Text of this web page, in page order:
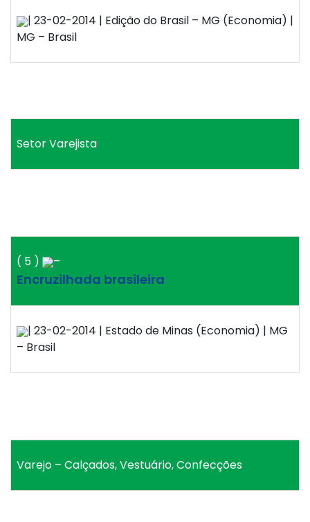
| 23-02-2014 | Edição do Brasil – MG (Economia) |
MG – Brasil
Setor Varejista
( 5 ) –
Encruzilhada brasileira
| 23-02-2014 | Estado de Minas (Economia) | MG
– Brasil
Varejo – Calçados, Vestuário, Confecções